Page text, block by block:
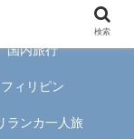
これ✈︎
国内旅行
フィリピン
ランカ一人旅
検索